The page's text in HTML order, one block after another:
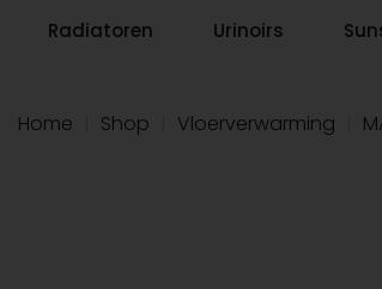
Radiatoren
Urinoirs
Home Shop Vloerverwarming